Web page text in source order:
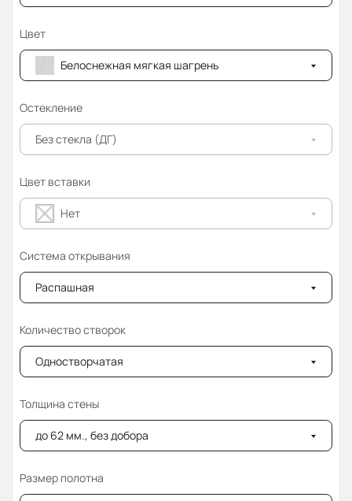
Цвет
Белоснежная мягкая шагрень
Остекление
Без стекла (ДГ)
Цвет вставки
Нет
Система открывания
Распашная
Количество створок
Одностворчатая
Толщина стены
до 62 мм., без добора
Размер полотна